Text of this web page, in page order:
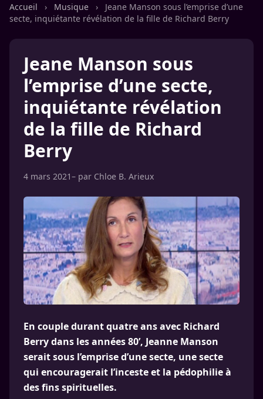
Accueil › Musique ›
Jeane Manson sous l’emprise d’une
secte, inquiétante révélation de la fille de Richard Berry
Jeane Manson sous
l’emprise d’une secte,
inquiétante révélation
de la fille de Richard
Berry
4 mars 2021– par Chloe B. Arieux
En couple durant quatre ans avec Richard
Berry dans les années 80’, Jeanne Manson
serait sous l’emprise d’une secte, une secte
qui encouragerait l’inceste et la pédophilie à
des fins spirituelles.